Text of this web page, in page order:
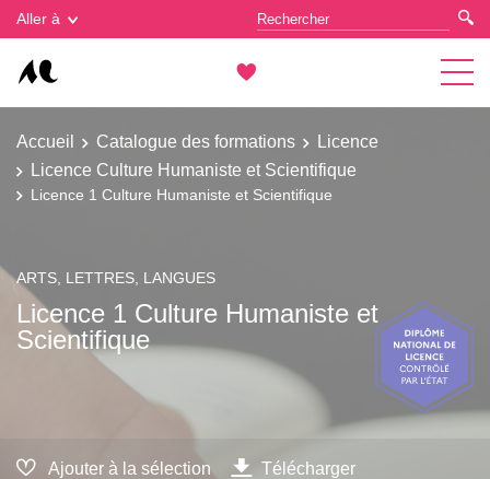
Aller à
Accueil Catalogue des formations
Licence
Licence Culture Humaniste et Scientifique
Licence 1 Culture Humaniste et Scientifique
ARTS, LETTRES, LANGUES
Licence 1 Culture Humaniste et
Scientifique
Ajouter à la sélection Télécharger
Gestion des cookies